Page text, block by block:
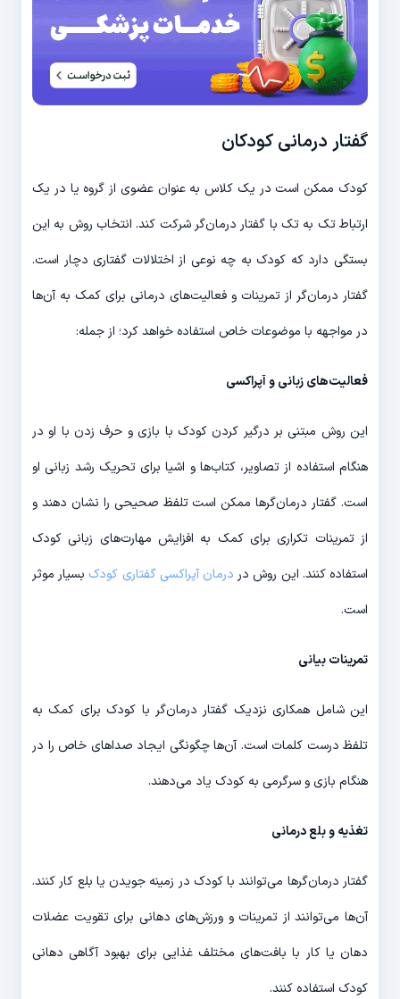
گفتار درمانی کودکان
کودک ممکن است در یک کلاس به عنوان عضوی از گروه یا در یک
ارتباط تک به تک با گفتار درمان‌گر شرکت کند. انتخاب روش به این
بستگی دارد که کودک به چه نوعی از اختلالات گفتاری دچار است.
گفتار درمان‌گر از تمرینات و فعالیت‌های درمانی برای کمک به آن‌ها
در مواجهه با موضوعات خاص استفاده خواهد کرد؛ از جمله:
فعالیت‌های زبانی و آپراکسی
این روش مبتنی بر درگیر کردن کودک با بازی و حرف زدن با او در
هنگام استفاده از تصاویر، کتاب‌ها و اشیا برای تحریک رشد زبانی او
است. گفتار درمان‌گرها ممکن است تلفظ صحیحی را نشان دهند و
از تمرینات تکراری برای کمک به افزایش مهارت‌های زبانی کودک
استفاده کنند. این روش در درمان آپراکسی گفتاری کودک بسیار موثر
است.
تمرینات بیانی
این شامل همکاری نزدیک گفتار درمان‌گر با کودک برای کمک به
تلفظ درست کلمات است. آن‌ها چگونگی ایجاد صداهای خاص را در
هنگام بازی و سرگرمی به کودک یاد می‌دهند.
تغذیه و بلع درمانی
گفتار درمان‌گرها می‌توانند با کودک در زمینه جویدن یا بلع کار کنند.
آن‌ها می‌توانند از تمرینات و ورزش‌های دهانی برای تقویت عضلات
دهان یا کار با بافت‌های مختلف غذایی برای بهبود آگاهی دهانی
کودک استفاده کنند.